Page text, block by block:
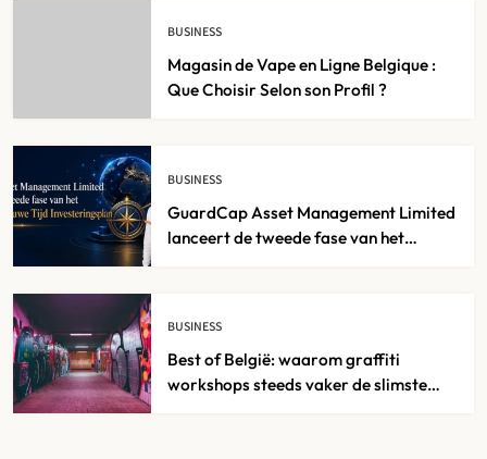
BUSINESS
Magasin de Vape en Ligne Belgique :
Que Choisir Selon son Profil ?
BUSINESS
GuardCap Asset Management Limited
lanceert de tweede fase van het
BUSINESS
Best of België: waarom graffiti
workshops steeds vaker de slimste